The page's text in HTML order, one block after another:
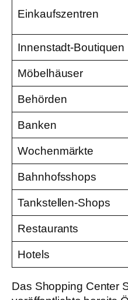
Einkaufszentren
Innenstadt-Boutiquen
Möbelhäuser
Behörden
Banken
Wochenmärkte
Bahnhofsshops
Tankstellen-Shops
Restaurants
Hotels
Das Shopping Center